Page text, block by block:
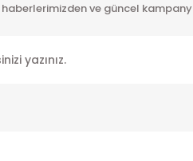
haberlerimizden ve güncel